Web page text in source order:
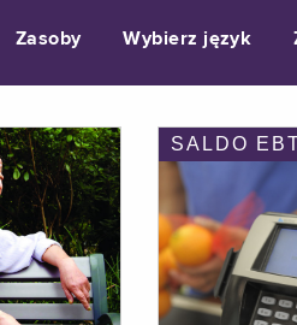
Zasoby Wybierz język
SALDO